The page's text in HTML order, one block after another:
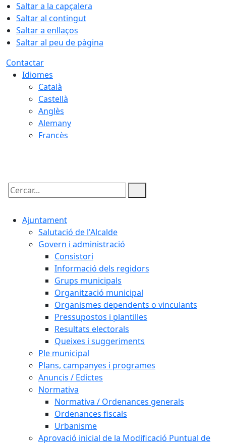
Saltar a la capçalera
Saltar al contingut
Saltar a enllaços
Saltar al peu de pàgina
Contactar
Idiomes
Català
Castellà
Anglès
Alemany
Francès
Cercar:
Ajuntament
Salutació de l'Alcalde
Govern i administració
Consistori
Informació dels regidors
Grups municipals
Organització municipal
Organismes dependents o vinculants
Pressupostos i plantilles
Resultats electorals
Queixes i suggeriments
Ple municipal
Plans, campanyes i programes
Anuncis / Edictes
Normativa
Normativa / Ordenances generals
Ordenances fiscals
Urbanisme
Aprovació inicial de la Modificació Puntual de